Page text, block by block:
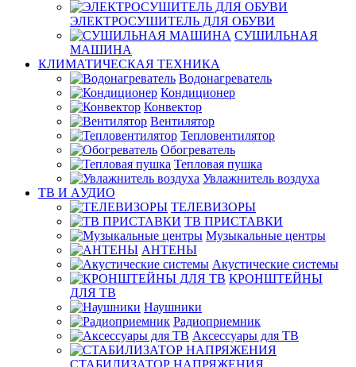
ЭЛЕКТРОСУШИТЕЛЬ ДЛЯ ОБУВИ
СУШИЛЬНАЯ
МАШИНА
КЛИМАТИЧЕСКАЯ ТЕХНИКА
Водонагреватель
Кондиционер
Конвектор
Вентилятор
Тепловентилятор
Обогреватель
Тепловая пушка
Увлажнитель воздуха
ТВ И AУДИО
ТЕЛЕВИЗОРЫ
ТВ ПРИСТАВКИ
Музыкальные центры
АНТЕНЫ
Акустические системы
КРОНШТЕЙНЫ
ДЛЯ ТВ
Наушники
Радиоприемник
Аксессуары для ТВ
СТАБИЛИЗАТОР НАПРЯЖЕНИЯ